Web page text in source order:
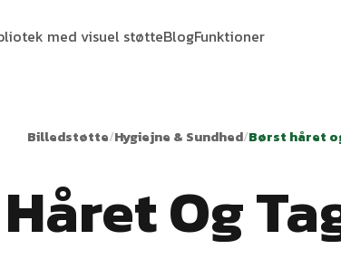
med visuel støtteBlogFunktioner
Billedstøtte/Hygiejne & Sundhed/Børst håret
Og